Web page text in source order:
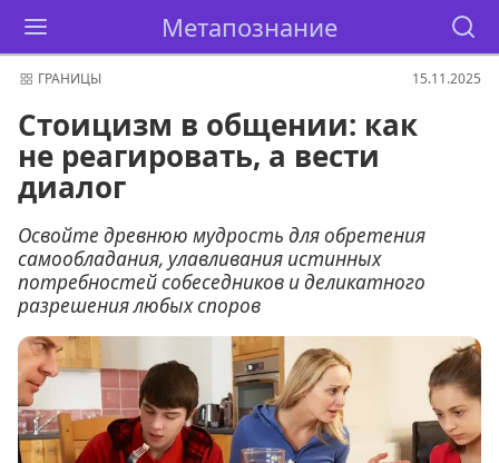
Метапознание
ГРАНИЦЫ 15.11.2025
Стоицизм в общении: как
не реагировать, а вести
диалог
Освойте древнюю мудрость для обретения
самообладания, улавливания истинных
потребностей собеседников и деликатного
разрешения любых споров